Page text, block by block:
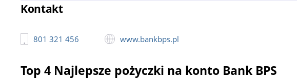
Kontakt
801 321 456 www.bankbps.pl
Top 4 Najlepsze pożyczki na konto Bank BPS